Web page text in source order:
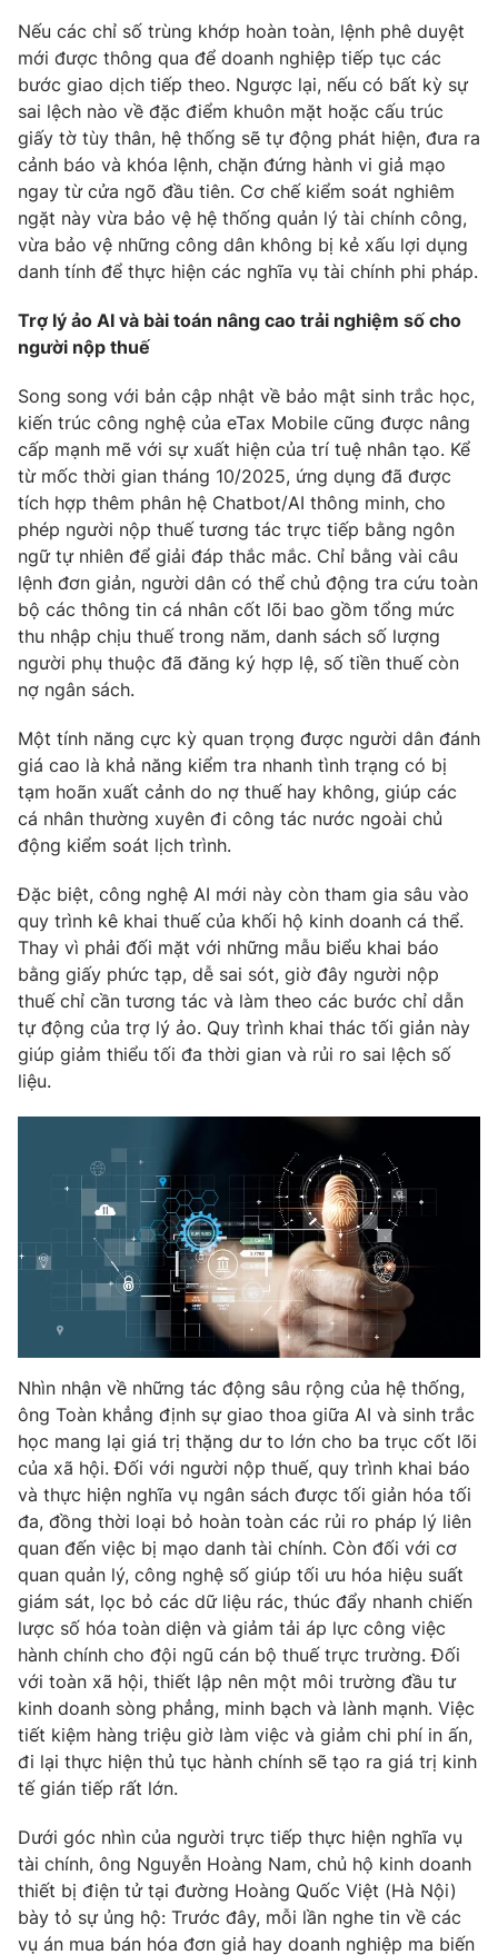
Nếu các chỉ số trùng khớp hoàn toàn, lệnh phê duyệt
mới được thông qua để doanh nghiệp tiếp tục các
bước giao dịch tiếp theo. Ngược lại, nếu có bất kỳ sự
sai lệch nào về đặc điểm khuôn mặt hoặc cấu trúc
giấy tờ tùy thân, hệ thống sẽ tự động phát hiện, đưa ra
cảnh báo và khóa lệnh, chặn đứng hành vi giả mạo
ngay từ cửa ngõ đầu tiên. Cơ chế kiểm soát nghiêm
ngặt này vừa bảo vệ hệ thống quản lý tài chính công,
vừa bảo vệ những công dân không bị kẻ xấu lợi dụng
danh tính để thực hiện các nghĩa vụ tài chính phi pháp.
Trợ lý ảo AI và bài toán nâng cao trải nghiệm số cho
người nộp thuế
Song song với bản cập nhật về bảo mật sinh trắc học,
kiến trúc công nghệ của eTax Mobile cũng được nâng
cấp mạnh mẽ với sự xuất hiện của trí tuệ nhân tạo. Kể
từ mốc thời gian tháng 10/2025, ứng dụng đã được
tích hợp thêm phân hệ Chatbot/AI thông minh, cho
phép người nộp thuế tương tác trực tiếp bằng ngôn
ngữ tự nhiên để giải đáp thắc mắc. Chỉ bằng vài câu
lệnh đơn giản, người dân có thể chủ động tra cứu toàn
bộ các thông tin cá nhân cốt lõi bao gồm tổng mức
thu nhập chịu thuế trong năm, danh sách số lượng
người phụ thuộc đã đăng ký hợp lệ, số tiền thuế còn
nợ ngân sách.
Một tính năng cực kỳ quan trọng được người dân đánh
giá cao là khả năng kiểm tra nhanh tình trạng có bị
tạm hoãn xuất cảnh do nợ thuế hay không, giúp các
cá nhân thường xuyên đi công tác nước ngoài chủ
động kiểm soát lịch trình.
Đặc biệt, công nghệ AI mới này còn tham gia sâu vào
quy trình kê khai thuế của khối hộ kinh doanh cá thể.
Thay vì phải đối mặt với những mẫu biểu khai báo
bằng giấy phức tạp, dễ sai sót, giờ đây người nộp
thuế chỉ cần tương tác và làm theo các bước chỉ dẫn
tự động của trợ lý ảo. Quy trình khai thác tối giản này
giúp giảm thiểu tối đa thời gian và rủi ro sai lệch số
liệu.
Nhìn nhận về những tác động sâu rộng của hệ thống,
ông Toàn khẳng định sự giao thoa giữa AI và sinh trắc
học mang lại giá trị thặng dư to lớn cho ba trục cốt lõi
của xã hội. Đối với người nộp thuế, quy trình khai báo
và thực hiện nghĩa vụ ngân sách được tối giản hóa tối
đa, đồng thời loại bỏ hoàn toàn các rủi ro pháp lý liên
quan đến việc bị mạo danh tài chính. Còn đối với cơ
quan quản lý, công nghệ số giúp tối ưu hóa hiệu suất
giám sát, lọc bỏ các dữ liệu rác, thúc đẩy nhanh chiến
lược số hóa toàn diện và giảm tải áp lực công việc
hành chính cho đội ngũ cán bộ thuế trực trường. Đối
với toàn xã hội, thiết lập nên một môi trường đầu tư
kinh doanh sòng phẳng, minh bạch và lành mạnh. Việc
tiết kiệm hàng triệu giờ làm việc và giảm chi phí in ấn,
đi lại thực hiện thủ tục hành chính sẽ tạo ra giá trị kinh
tế gián tiếp rất lớn.
Dưới góc nhìn của người trực tiếp thực hiện nghĩa vụ
tài chính, ông Nguyễn Hoàng Nam, chủ hộ kinh doanh
thiết bị điện tử tại đường Hoàng Quốc Việt (Hà Nội)
bày tỏ sự ủng hộ: Trước đây, mỗi lần nghe tin về các
vụ án mua bán hóa đơn giả hay doanh nghiệp ma biến